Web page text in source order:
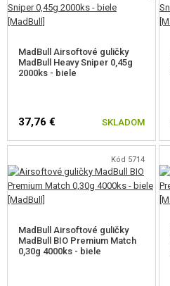
MadBull Airsoftové guličky
MadBull Heavy Sniper 0,45g
2000ks - biele
37,76 € SKLADOM
Kód 5714
MadBull Airsoftové guličky
MadBull BIO Premium Match
0,30g 4000ks - biele